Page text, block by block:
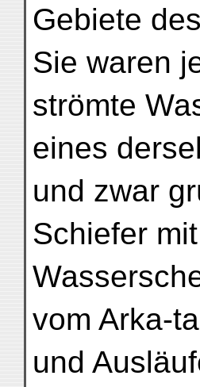
Gebiete
Sie waren
strömte
eines
und zwar
Schiefer
vom Arka-
und